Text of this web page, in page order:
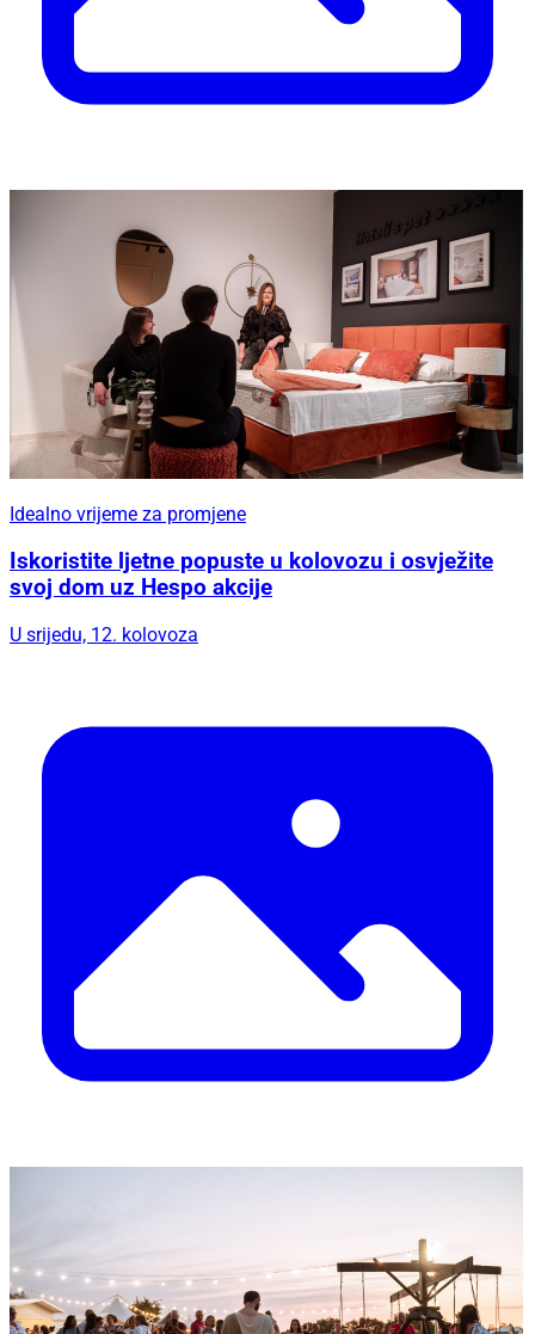
Idealno vrijeme za promjene
Iskoristite ljetne popuste u kolovozu i osvježite
svoj dom uz Hespo akcije
U srijedu, 12. kolovoza